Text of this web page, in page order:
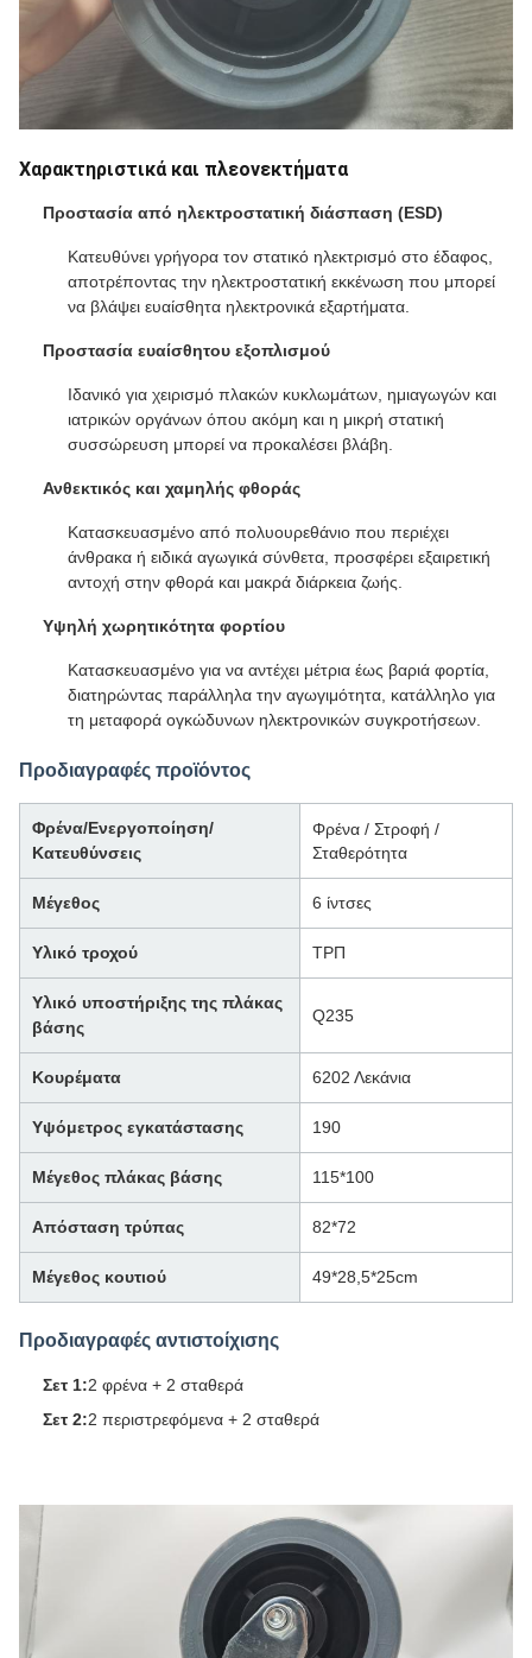
Χαρακτηριστικά και πλεονεκτήματα
Προστασία από ηλεκτροστατική διάσπαση (ESD)
Κατευθύνει γρήγορα τον στατικό ηλεκτρισμό στο έδαφος,
αποτρέποντας την ηλεκτροστατική εκκένωση που μπορεί
να βλάψει ευαίσθητα ηλεκτρονικά εξαρτήματα.
Προστασία ευαίσθητου εξοπλισμού
Ιδανικό για χειρισμό πλακών κυκλωμάτων, ημιαγωγών και
ιατρικών οργάνων όπου ακόμη και η μικρή στατική
συσσώρευση μπορεί να προκαλέσει βλάβη.
Ανθεκτικός και χαμηλής φθοράς
Κατασκευασμένο από πολυουρεθάνιο που περιέχει
άνθρακα ή ειδικά αγωγικά σύνθετα, προσφέρει εξαιρετική
αντοχή στην φθορά και μακρά διάρκεια ζωής.
Υψηλή χωρητικότητα φορτίου
Κατασκευασμένο για να αντέχει μέτρια έως βαριά φορτία,
διατηρώντας παράλληλα την αγωγιμότητα, κατάλληλο για
τη μεταφορά ογκώδυνων ηλεκτρονικών συγκροτήσεων.
Προδιαγραφές προϊόντος
Φρένα/Ενεργοποίηση/
Κατευθύνσεις
Φρένα / Στροφή /
Σταθερότητα
Μέγεθος 6 ίντσες
Υλικό τροχού ΤΡΠ
Υλικό υποστήριξης της πλάκας
βάσης
Q235
Κουρέματα 6202 Λεκάνια
Υψόμετρος εγκατάστασης 190
Μέγεθος πλάκας βάσης 115*100
Απόσταση τρύπας 82*72
Μέγεθος κουτιού 49*28,5*25cm
Προδιαγραφές αντιστοίχισης
Σετ 1:2 φρένα + 2 σταθερά
Σετ 2:2 περιστρεφόμενα + 2 σταθερά